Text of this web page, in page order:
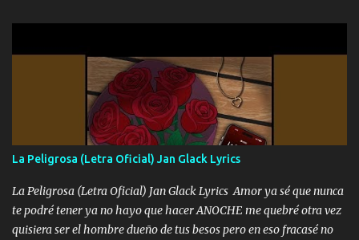
Yo Soy El De Las Pacas Sobrino Del Brazo Armad0 Con mi Glock
fajado y mi R terciado me van a ver allá por TJ para un licenciado
mando un abrazo andamos al cien Choritas también Música
Ando en la colonia bien acelerado traigo un M2 que nunca me ha
fallado para mi compadre mandó un fuerte abrazo también al
Especial sabe que lo apreciamos En los mejores antros me verán
tomando con mujeres hermosas y botellas destapando siempre
bien cuidado bien atrabancado y a los que me conocen ya saben de
lo que hablo Entre lob...
La Peligrosa (Letra Oficial) Jan Glack Lyrics
La Peligrosa (Letra Oficial) Jan Glack Lyrics Amor ya sé que nunca
te podré tener ya no hayo que hacer ANOCHE me quebré otra vez
quisiera ser el hombre dueño de tus besos pero en eso fracasé no